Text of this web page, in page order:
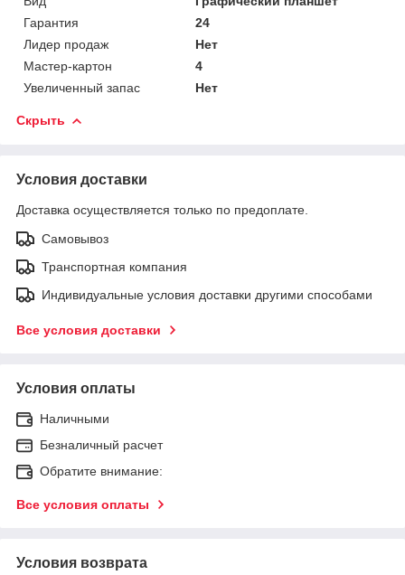
Гарантия
24
Лидер продаж
Нет
Мастер-картон
4
Увеличенный запас
Нет
Скрыть
Условия доставки
Доставка осуществляется только по предоплате.
Самовывоз
Транспортная компания
Индивидуальные условия доставки другими способами
Все условия доставки
Условия оплаты
Наличными
Безналичный расчет
Обратите внимание:
Все условия оплаты
Условия возврата